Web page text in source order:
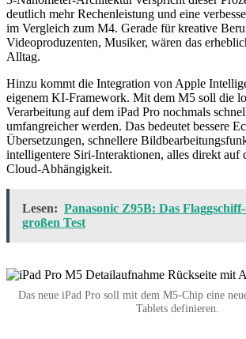
deutlich mehr Rechenleistung und eine
im Vergleich zum M4. Gerade für kreative
Videoproduzenten, Musiker, wären das
Alltag.
Hinzu kommt die Integration von Apple
eigenem KI-Framework. Mit dem M5 soll die
Verarbeitung auf dem iPad Pro nochmals
umfangreicher werden. Das bedeutet bessere
Übersetzungen, schnellere
intelligentere Siri-Interaktionen, alles direkt auf
Cloud-Abhängigkeit.
Lesen: Panasonic Z95B: Das
großen Test
Das neue iPad Pro soll mit dem M5-Chip eine
Tablets definieren.